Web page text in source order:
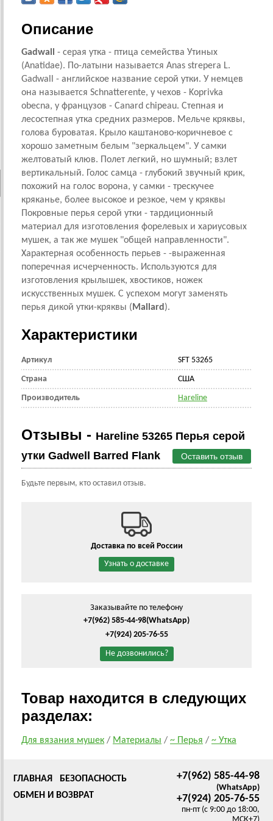
Описание
Gadwall - серая утка - птица семейства Утиных
(Anatidae). По-латыни называется Anas strepera L.
Gadwall - английское название серой утки. У немцев
она называется Schnatterente, у чехов - Koprivka
obecna, у французов - Canard chipeau. Степная и
лесостепная утка средних размеров. Мельче кряквы,
голова буроватая. Крыло каштаново-коричневое с
хорошо заметным белым "зеркальцем". У самки
желтоватый клюв. Полет легкий, но шумный; взлет
вертикальный. Голос самца - глубокий звучный крик,
похожий на голос ворона, у самки - трескучее
кряканье, более высокое и резкое, чем у кряквы
Покровные перья серой утки - тардиционный
материал для изготовления форелевых и хариусовых
мушек, а так же мушек "общей направленности".
Характерная особенность перьев - -выраженная
поперечная исчерченность. Используются для
изготовления крылышек, хвостиков, ножек
искусственных мушек. С успехом могут заменять
перья дикой утки-кряквы (Mallard).
Характеристики
Артикул SFT 53265
Страна CША
Производитель Hareline
Отзывы - Hareline 53265 Перья серой
утки Gadwell Barred Flank
Оставить отзыв
Будьте первым, кто оставил отзыв.
Доставка по всей России
Узнать о доставке
Заказывайте по телефону
+7(962) 585-44-98(WhatsApp)
+7(924) 205-76-55
Не дозвонились?
Товар находится в следующих
разделах:
Для вязания мушек / Материалы / ~ Перья / ~ Утка
+7(962) 585-44-98
(WhatsApp)
+7(924) 205-76-55
пн-пт (с 9:00 до 18:00,
ГЛАВНАЯ
БЕЗОПАСНОСТЬ
ОБМЕН И ВОЗВРАТ